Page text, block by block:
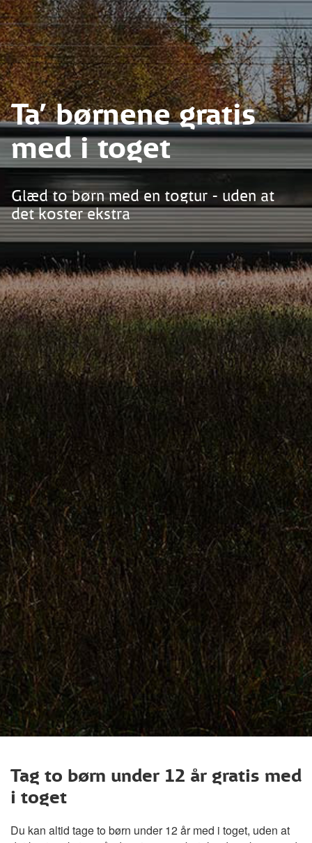
Ta' børnene gratis
med i toget
Glæd to børn med en togtur - uden at
det koster ekstra
Tag to børn under 12 år gratis med
i toget
Du kan altid tage to børn under 12 år med i toget, uden at